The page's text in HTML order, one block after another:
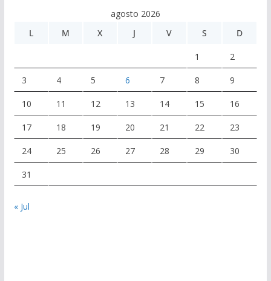
agosto 2026
L
M X J V S D
1 2
3 4 5 6 7 8 9
10 11 12 13 14 15 16
17 18 19 20 21 22 23
24 25 26 27 28 29 30
31
« Jul